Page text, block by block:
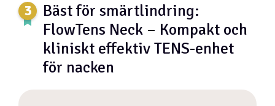
Bäst för smärtlindring:
FlowTens Neck – Kompakt och
kliniskt effektiv TENS-enhet
för nacken